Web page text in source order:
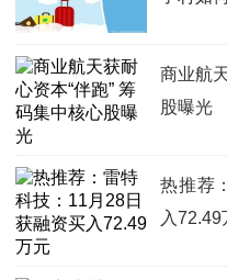
商业航
股曝光
热推荐
入72.49